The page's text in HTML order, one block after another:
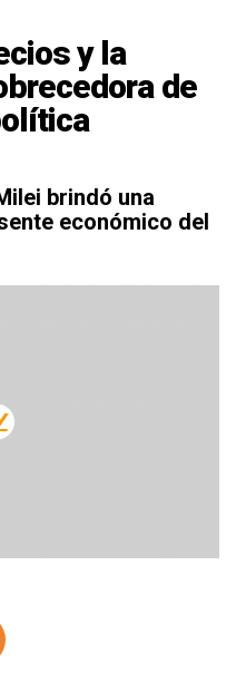
y la
de
brindó una
económico del